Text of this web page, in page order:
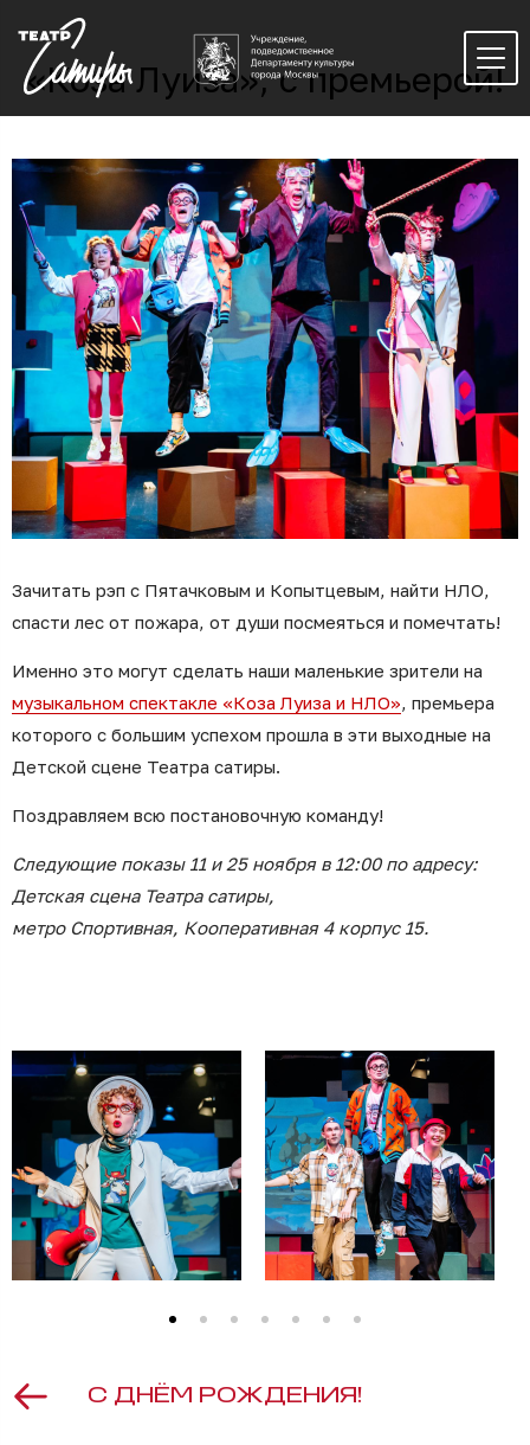
«Коза Луиза», с премьерой!
Зачитать рэп с Пятачковым и Копытцевым, найти НЛО,
спасти лес от пожара, от души посмеяться и помечтать!
Именно это могут сделать наши маленькие зрители на
музыкальном спектакле «Коза Луиза и НЛО», премьера
которого с большим успехом прошла в эти выходные на
Детской сцене Театра сатиры.
Поздравляем всю постановочную команду!
Следующие показы 11 и 25 ноября в 12:00 по адресу:
Детская сцена Театра сатиры,
метро Спортивная, Кооперативная 4 корпус 15.
С ДНЁМ РОЖДЕНИЯ!